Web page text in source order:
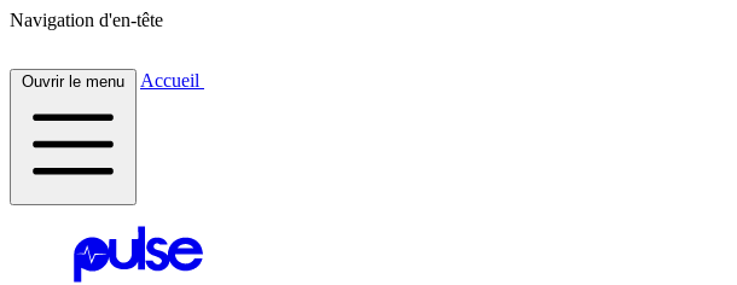
Navigation d'en-tête
Ouvrir le menu Accueil